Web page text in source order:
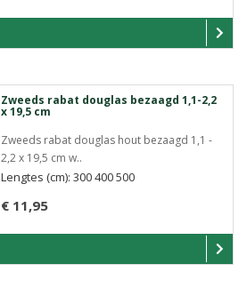
Zweeds rabat douglas bezaagd 1,1-2,2
x 19,5 cm
Zweeds rabat douglas hout bezaagd 1,1 -
2,2 x 19,5 cm w..
€ 11,95
Lengtes (cm): 300 400 500